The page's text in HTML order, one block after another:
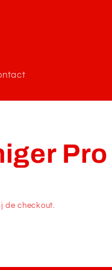
Pro
de checkout.